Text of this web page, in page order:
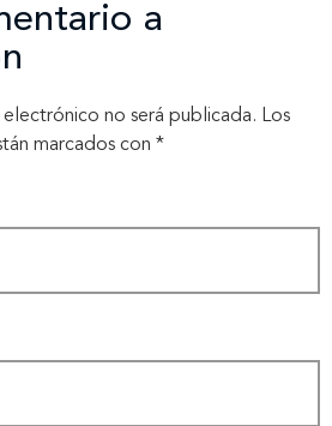
a
electrónico no será publicada. Los
marcados con *